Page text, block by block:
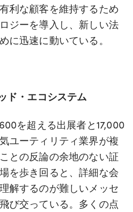
利な顧客を維持するため
ジーを導入し、新しい法
に迅速に動いている。
ド・エコシステム
を超える出展者と17,000
ユーティリティ業界が複
との反論の余地のない証
を歩き回ると、詳細な会
解するのが難しいメッセ
び交っている。多くの点